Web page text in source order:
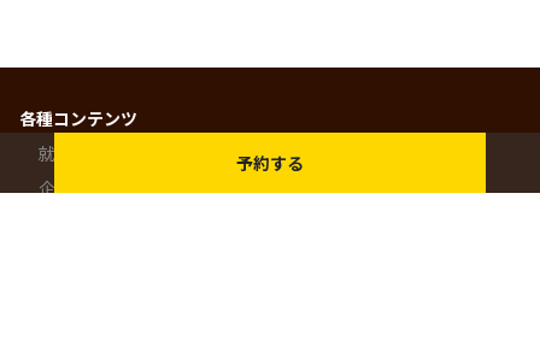
予約する
各種コンテンツ
就活イベント
企業検索